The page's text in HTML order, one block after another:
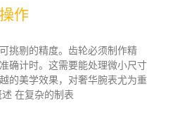
作
挑剔的精度。齿轮必须制作精
确计时。这需要能处理微小尺寸
的美学效果，对奢华腕表尤为重
在复杂的制表